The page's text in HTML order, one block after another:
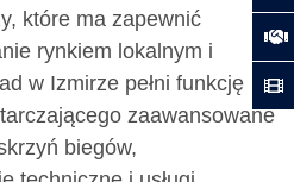
które ma zapewnić
rynkiem lokalnym i
w Izmirze pełni funkcję
zaawansowane
biegów,